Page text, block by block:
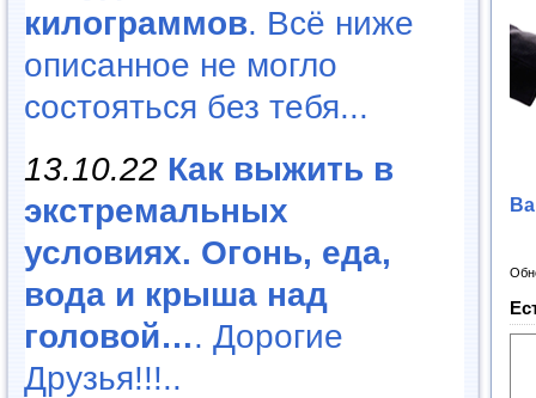
килограммов. Всё ниже
описанное не могло
состояться без тебя...
13.10.22 Как выжить в
экстремальных
условиях. Огонь, еда,
вода и крыша над
головой…. Дорогие
Друзья!!!..